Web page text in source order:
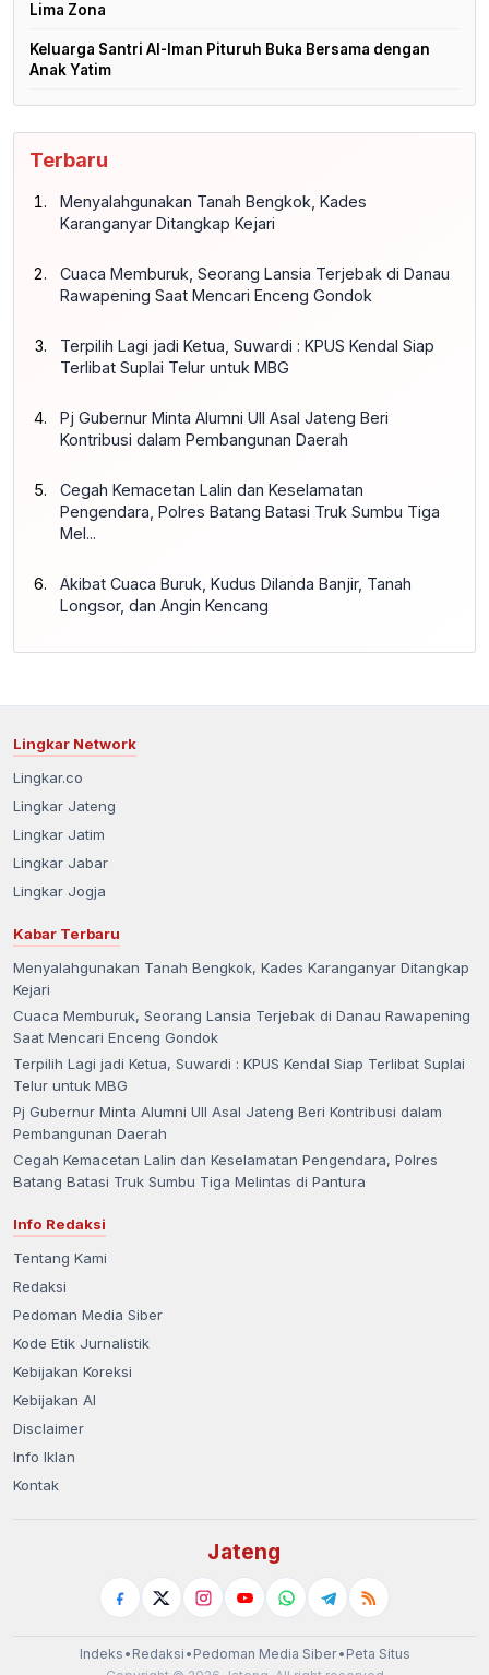
Lima Zona
Keluarga Santri Al-Iman Pituruh Buka Bersama dengan
Anak Yatim
Terbaru
Menyalahgunakan Tanah Bengkok, Kades
Karanganyar Ditangkap Kejari
Cuaca Memburuk, Seorang Lansia Terjebak di Danau
Rawapening Saat Mencari Enceng Gondok
Terpilih Lagi jadi Ketua, Suwardi : KPUS Kendal Siap
Terlibat Suplai Telur untuk MBG
Pj Gubernur Minta Alumni UII Asal Jateng Beri
Kontribusi dalam Pembangunan Daerah
Cegah Kemacetan Lalin dan Keselamatan
Pengendara, Polres Batang Batasi Truk Sumbu Tiga
Mel...
Akibat Cuaca Buruk, Kudus Dilanda Banjir, Tanah
Longsor, dan Angin Kencang
Lingkar Network
Lingkar.co
Lingkar Jateng
Lingkar Jatim
Lingkar Jabar
Lingkar Jogja
Kabar Terbaru
Menyalahgunakan Tanah Bengkok, Kades Karanganyar Ditangkap
Kejari
Cuaca Memburuk, Seorang Lansia Terjebak di Danau Rawapening
Saat Mencari Enceng Gondok
Terpilih Lagi jadi Ketua, Suwardi : KPUS Kendal Siap Terlibat Suplai
Telur untuk MBG
Pj Gubernur Minta Alumni UII Asal Jateng Beri Kontribusi dalam
Pembangunan Daerah
Cegah Kemacetan Lalin dan Keselamatan Pengendara, Polres
Batang Batasi Truk Sumbu Tiga Melintas di Pantura
Info Redaksi
Tentang Kami
Redaksi
Pedoman Media Siber
Kode Etik Jurnalistik
Kebijakan Koreksi
Kebijakan AI
Disclaimer
Info Iklan
Kontak
Jateng
Indeks • Redaksi • Pedoman Media Siber• Peta Situs